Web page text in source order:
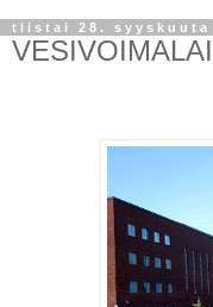
tiistai 28. syyskuuta